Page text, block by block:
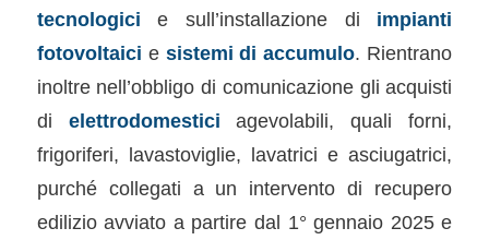
tecnologici e sull’installazione di impianti
fotovoltaici e sistemi di accumulo. Rientrano
inoltre nell’obbligo di comunicazione gli acquisti
di elettrodomestici agevolabili, quali forni,
frigoriferi, lavastoviglie, lavatrici e asciugatrici,
purché collegati a un intervento di recupero
edilizio avviato a partire dal 1° gennaio 2025 e